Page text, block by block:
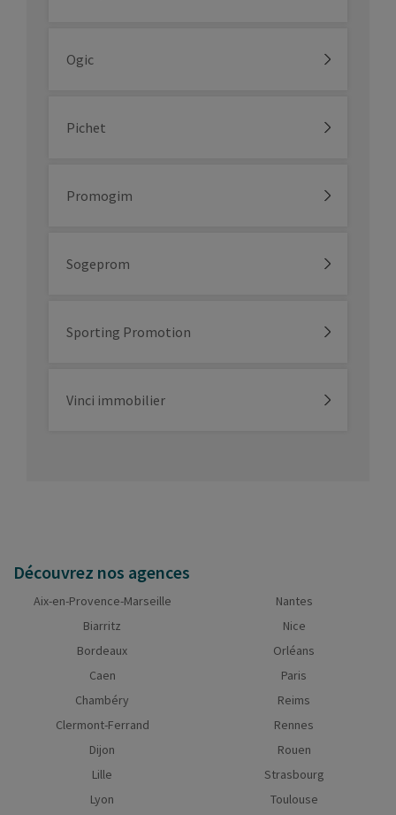
Ogic
Pichet
Promogim
Sogeprom
Sporting Promotion
Vinci immobilier
Découvrez nos agences
Aix-en-Provence-Marseille
Biarritz
Bordeaux
Caen
Chambéry
Clermont-Ferrand
Dijon
Lille
Lyon
Nantes
Nice
Orléans
Paris
Reims
Rennes
Rouen
Strasbourg
Toulouse